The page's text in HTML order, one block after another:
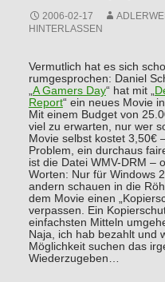
2006-02-17
HINTERLASSEN
Vermutlich hat es sich
rumgesprochen: Daniel
A Gamers Day“ hat mit „
Report“ ein neues Movie
Mit einem Budget von
viel zu erwarten, nur wer
Movie selbst kostet 3,50€
Problem, ein durchaus
ist die Datei WMV-DRM –
Worten: Nur für Windows
andern schauen in die
dem Movie einen
verpassen. Ein
einfachsten Mitteln
Naja, ich hab bezahlt und
Möglichkeit suchen das
Wiederzugeben…